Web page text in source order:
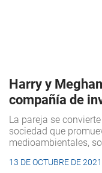
Harry y
compañía de
La pareja se
sociedad que
medioambientales,
13 DE OCTUBRE DE